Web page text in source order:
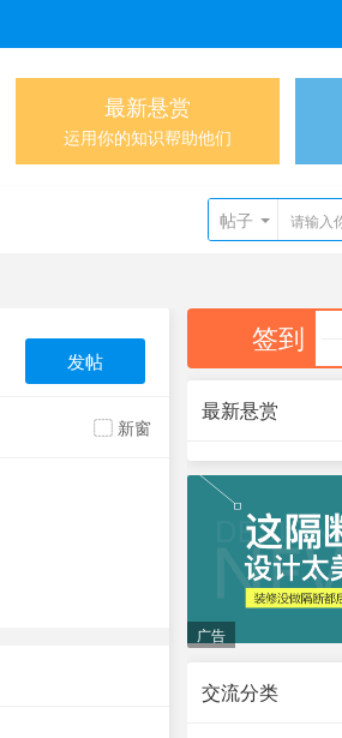
最新悬赏
运用你的知识帮助他们
帖子
发帖
新窗
签到
最新悬赏
广告
交流分类